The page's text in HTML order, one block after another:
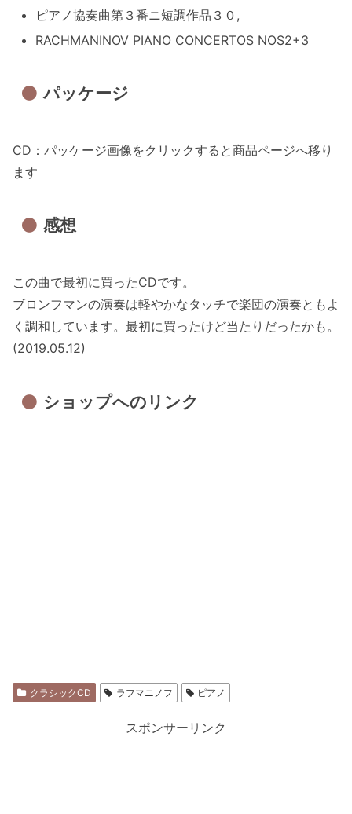
ピアノ協奏曲第３番ニ短調作品３０,
RACHMANINOV PIANO CONCERTOS NOS2+3
パッケージ
CD：パッケージ画像をクリックすると商品ページへ移り
ます
感想
この曲で最初に買ったCDです。
ブロンフマンの演奏は軽やかなタッチで楽団の演奏ともよ
く調和しています。最初に買ったけど当たりだったかも。
(2019.05.12)
ショップへのリンク
クラシックCD ラフマニノフ ピアノ
スポンサーリンク